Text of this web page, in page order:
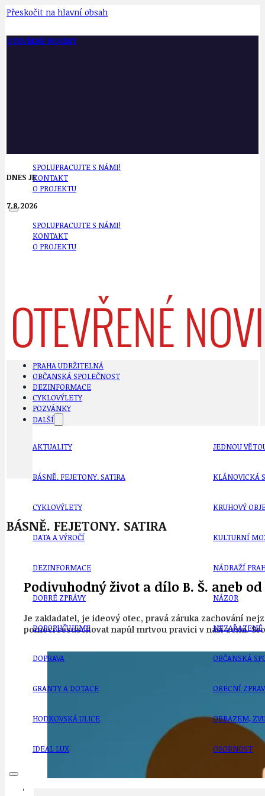
Přeskočit na hlavní obsah
OTEVŘENÉ NOVINY
SPOLUPRACUJTE S NÁMI!
KONTAKT
O PROJEKTU
SPOLUPRACUJTE S NÁMI!
KONTAKT
O PROJEKTU
DNES JE
7.8.2026
PRAHA UDRŽITELNÁ
OBČANSKÁ SPOLEČNOST
DEZINFORMACE
CYKLOVÝLETY
POZVÁNKY
DALŠÍ
AKTUALITY
BÁSNĚ. FEJETONY. SATIRA
CYKLOVÝLETY
DATA A VÝROČÍ
DEZINFORMACE
DOBRÉ ZPRÁVY
DOPORUČUJEME
DOPRAVA
GRANTY A DOTACE
HODKOVSKÁ ULICE
IDEAL LUX
JEDNOU
KLÁNOVICKÁ
KRUHOVÝ
KULTURNÍ
NÁDRAŽÍ
NÁZOR
NEZAŘAZENÉ
OBČANSKÁ
OBECNÍ
OBRAZEM,
OSOBNOST
BÁSNĚ. FEJETONY. SATIRA
Podivuhodný život a dílo B. Š. aneb
Je zakladatel, je ideový otec, pravá záruka zachování
pomoci resuscitovat napůl mrtvou pravici v naší zemi.